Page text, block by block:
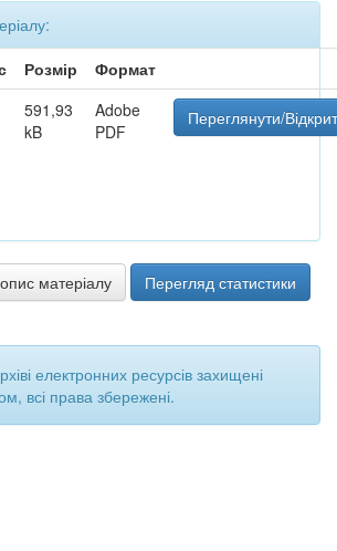
Розмір
Формат
591,93
kB
Adobe
PDF
Переглянути/
матеріалу Перегляд статистики
електронних ресурсів захищені
всі права збережені.